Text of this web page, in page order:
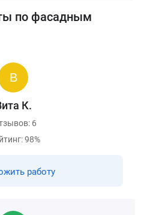
по фасадным
К.
6
98%
работу